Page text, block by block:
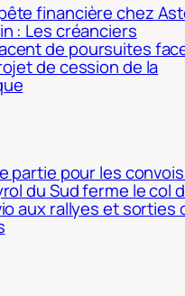
financière chez
: Les créanciers
de poursuites
de cession de la
partie pour les
du Sud ferme le col
aux rallyes et sorties